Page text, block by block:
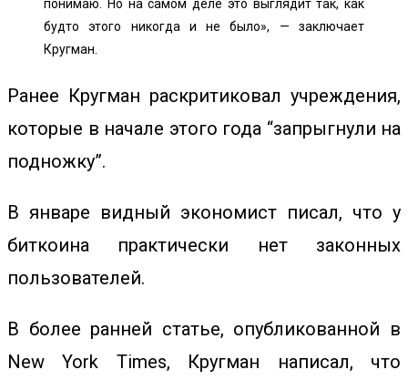
понимаю. Но на самом деле это выглядит так, как
будто этого никогда и не было», — заключает
Кругман.
Ранее Кругман раскритиковал учреждения,
которые в начале этого года “запрыгнули на
подножку”.
В январе видный экономист писал, что у
биткоина практически нет законных
пользователей.
В более ранней статье, опубликованной в
New York Times, Кругман написал, что